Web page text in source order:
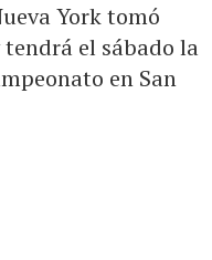
York tomó
el sábado la
en San